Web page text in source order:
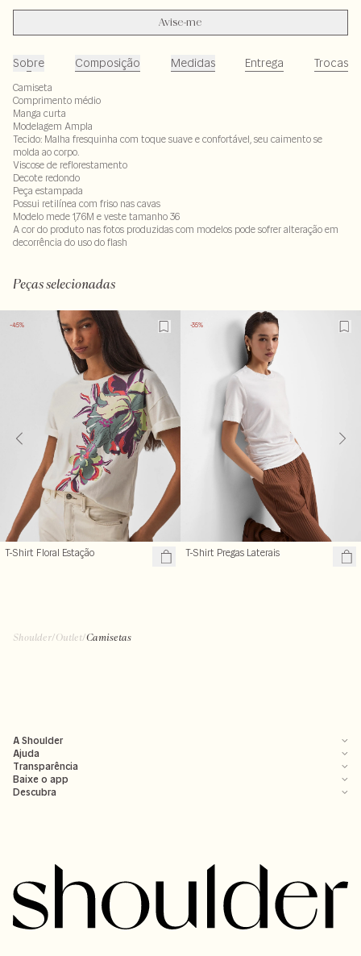
Avise-me
Sobre Composição Medidas Entrega Trocas
Camiseta
Comprimento médio
Manga curta
Modelagem Ampla
Tecido: Malha fresquinha com toque suave e confortável, seu caimento se
molda ao corpo.
Viscose de reflorestamento
Decote redondo
Peça estampada
Possui retilínea com friso nas cavas
Modelo mede 1,76M e veste tamanho 36
A cor do produto nas fotos produzidas com modelos pode sofrer alteração em
decorrência do uso do flash
Peças selecionadas
-45%
T-Shirt Floral Estação
-35%
T-Shirt Pregas Laterais
Shoulder/Outlet/Camisetas
A Shoulder
Ajuda
Transparência
Baixe o app
Descubra